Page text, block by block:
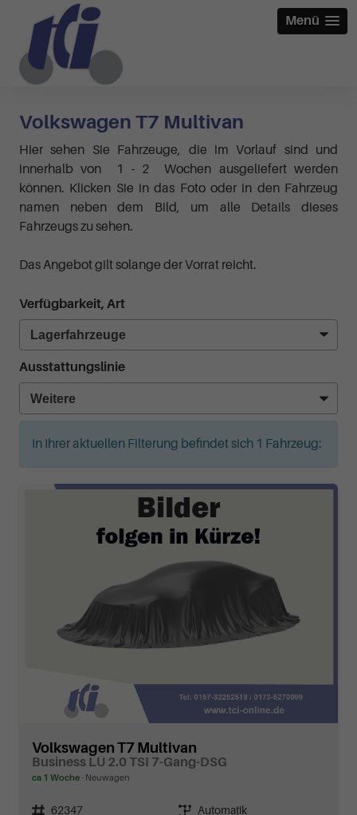
Menü
Volkswagen T7 Multivan
Hier sehen Sie Fahrzeuge, die im Vorlauf sind und
innerhalb von 1 - 2 Wochen ausgeliefert werden
können. Klicken Sie in das Foto oder in den Fahrzeug
namen neben dem Bild, um alle Details dieses
Fahrzeugs zu sehen.
Das Angebot gilt solange der Vorrat reicht.
Verfügbarkeit, Art
Ausstattungslinie
In Ihrer aktuellen Filterung befindet sich 1 Fahrzeug:
Volkswagen T7 Multivan
Business LÜ 2.0 TSI 7-Gang-DSG
ca 1 Woche Neuwagen
Fahrzeugnr. 62347 Getriebe Automatik